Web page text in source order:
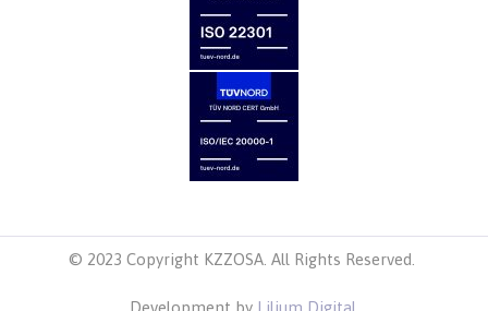
© 2023 Copyright KZZOSA. All Rights Reserved.